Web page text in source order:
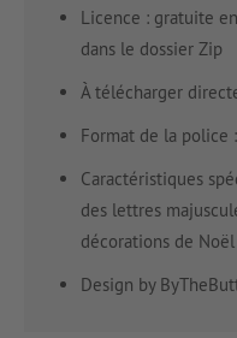
Licence : gratuite
dans le dossier Zip
À télécharger
Format de la police
Caractéristiques
des lettres
décorations de Noël
Design by